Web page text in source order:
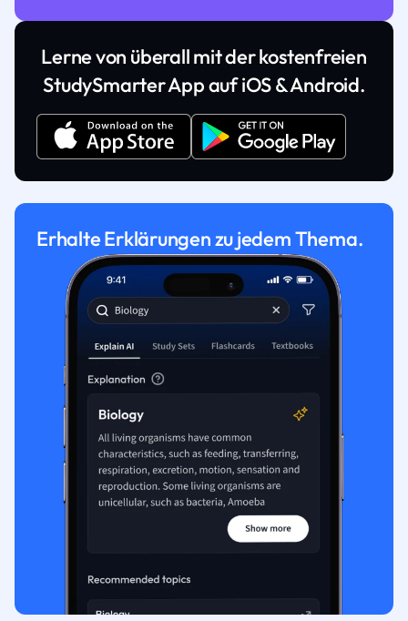
Lerne von überall mit der kostenfreien
StudySmarter App auf iOS & Android.
Erhalte Erklärungen zu jedem Thema.